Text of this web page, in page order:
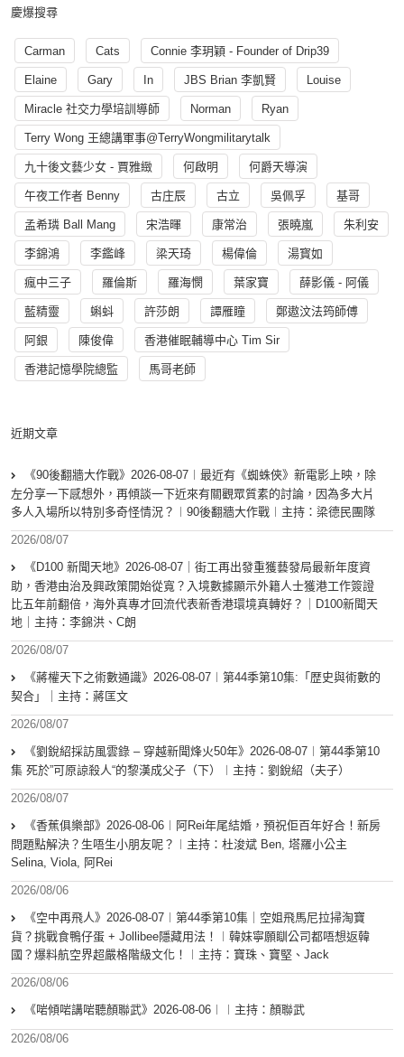
慶爆搜尋
Carman Cats Connie 李玥穎 - Founder of Drip39
Elaine Gary In JBS Brian 李凱賢 Louise
Miracle 社交力學培訓導師 Norman Ryan
Terry Wong 王總講軍事@TerryWongmilitarytalk
九十後文藝少女 - 賈雅緻 何啟明 何爵天導演
午夜工作者 Benny 古庄辰 古立 吳佩孚 基哥
孟希璘 Ball Mang 宋浩暉 康常治 張曉嵐 朱利安
李錦鴻 李鑑峰 梁天琦 楊偉倫 湯寳如
瘋中三子 羅倫斯 羅海憫 葉家寶 薛影儀 - 阿儀
藍精靈 蝌蚪 許莎朗 譚雁瞳 鄭遨汶法筠師傅
阿銀 陳俊偉 香港催眠輔導中心 Tim Sir
香港記憶學院總監 馬哥老師
近期文章
《90後翻牆大作戰》2026-08-07︱最近有《蜘蛛俠》新電影上映，除
左分享一下感想外，再傾談一下近來有關觀眾質素的討論，因為多大片
多人入場所以特別多奇怪情況？︱90後翻牆大作戰︱主持：梁德民團隊
2026/08/07
《D100 新聞天地》2026-08-07｜街工再出發重獲藝發局最新年度資
助，香港由治及興政策開始從寬？入境數據顯示外籍人士獲港工作簽證
比五年前翻倍，海外真專才回流代表新香港環境真轉好？｜D100新聞天
地｜主持：李錦洪、C朗
2026/08/07
《蔣權天下之術數通識》2026-08-07︱第44季第10集:「歴史與術數的
契合」｜主持：蔣匡文
2026/08/07
《劉銳紹採訪風雲錄 – 穿越新聞烽火50年》2026-08-07︱第44季第10
集 死於”可原諒殺人“的黎漢成父子（下）︱主持：劉銳紹（夫子）
2026/08/07
《香蕉俱樂部》2026-08-06︱阿Rei年尾結婚，預祝佢百年好合！新房
問題點解決？生唔生小朋友呢？︱主持：杜浚斌 Ben, 塔羅小公主
Selina, Viola, 阿Rei
2026/08/06
《空中再飛人》2026-08-07︱第44季第10集｜空姐飛馬尼拉掃淘寶
貨？挑戰食鴨仔蛋 + Jollibee隱藏用法！︱韓妹寧願瞓公司都唔想返韓
國？爆料航空界超嚴格階級文化！︱主持：寶珠、寶堅、Jack
2026/08/06
《啱傾啱講啱聽顏聯武》2026-08-06︱︱主持：顏聯武
2026/08/06